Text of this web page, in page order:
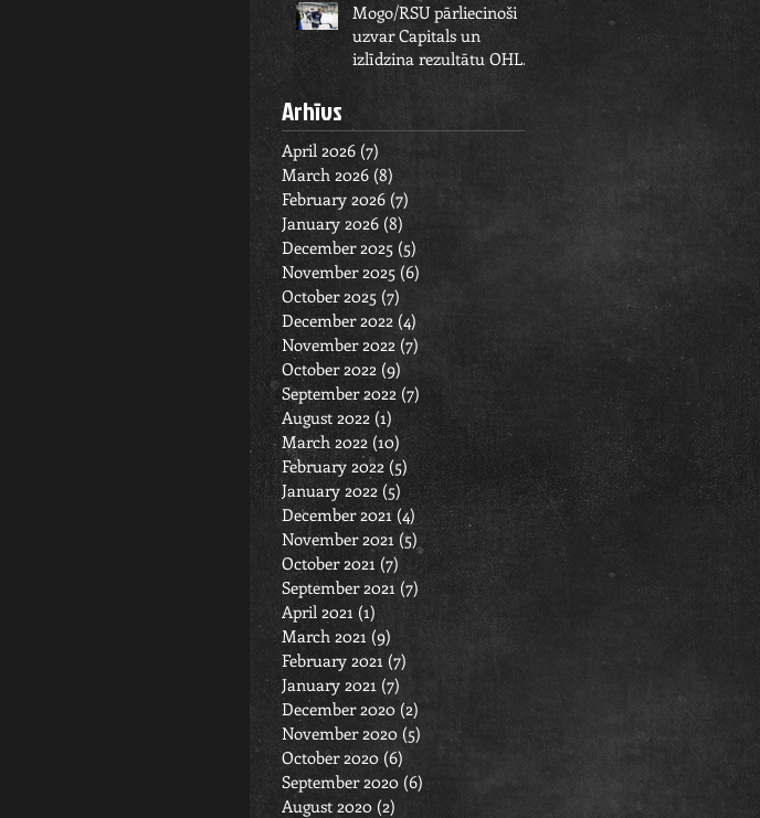
Mogo/RSU pārliecinoši
uzvar Capitals un
izlīdzina rezultātu OHL
pusfināla sērijā
Arhīvs
April 2026 (7) 7 posts
March 2026 (8) 8 posts
February 2026 (7)
January 2026 (8)8 posts
December 2025 (5)
November 2025 (6)
October 2025 (7) 7 posts
December 2022 (4)
November 2022 (7) 7 posts
October 2022 (9)
September 2022 (7) 7 posts
August 2022 (1)1 post
March 2022 (10) 10 posts
February 2022 (5) 5 posts
January 2022 (5) 5 posts
December 2021 (4)4 posts
November 2021 (5)5 posts
October 2021 (7)7 posts
September 2021 (7) 7 posts
April 2021 (1) 1 post
March 2021 (9)
February 2021 (7) 7 posts
January 2021 (7) 7 posts
December 2020 (2)
November 2020 (5) 5 posts
October 2020 (6) 6 posts
September 2020 (6) 6 posts
August 2020 (2)